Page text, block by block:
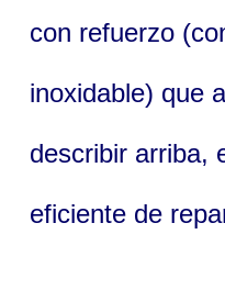
con refuerzo
inoxidable) que
describir arriba,
eficiente de